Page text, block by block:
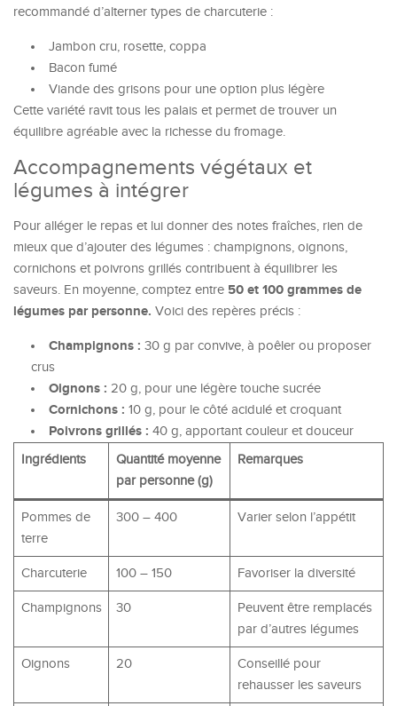
recommandé d’alterner types de charcuterie :
Jambon cru, rosette, coppa
Bacon fumé
Viande des grisons pour une option plus légère
Cette variété ravit tous les palais et permet de trouver un
équilibre agréable avec la richesse du fromage.
Accompagnements végétaux et
légumes à intégrer
Pour alléger le repas et lui donner des notes fraîches, rien de
mieux que d’ajouter des légumes : champignons, oignons,
cornichons et poivrons grillés contribuent à équilibrer les
saveurs. En moyenne, comptez entre 50 et 100 grammes de
légumes par personne. Voici des repères précis :
Champignons : 30 g par convive, à poêler ou proposer
crus
Oignons : 20 g, pour une légère touche sucrée
Cornichons : 10 g, pour le côté acidulé et croquant
Poivrons grillés : 40 g, apportant couleur et douceur
Ingrédients
Quantité moyenne
par personne (g)
Remarques
Pommes de
terre
300 – 400 Varier selon l’appétit
Charcuterie 100 – 150 Favoriser la diversité
Champignons 30
Peuvent être remplacés
par d’autres légumes
Oignons 20
Conseillé pour
rehausser les saveurs